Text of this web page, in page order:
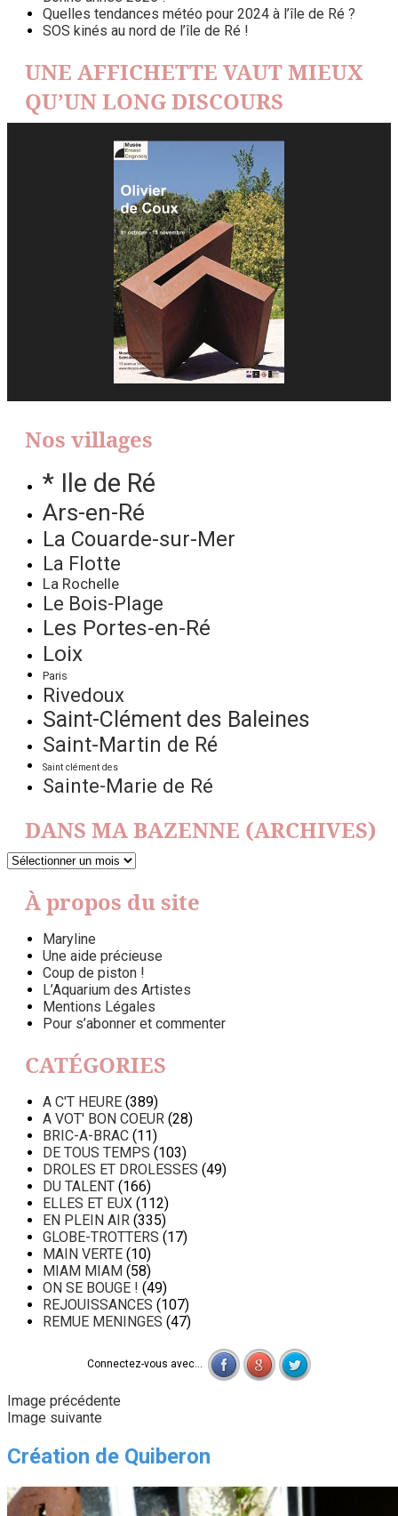
Quelles tendances météo pour 2024 à l’île de Ré ?
SOS kinés au nord de l’île de Ré !
UNE AFFICHETTE VAUT MIEUX
QU’UN LONG DISCOURS
Nos villages
* Ile de Ré
Ars-en-Ré
La Couarde-sur-Mer
La Flotte
La Rochelle
Le Bois-Plage
Les Portes-en-Ré
Loix
Paris
Rivedoux
Saint-Clément des Baleines
Saint-Martin de Ré
Saint clément des
Sainte-Marie de Ré
DANS MA BAZENNE (ARCHIVES)
DANS
BAZENNE
(ARCHIVES)
À propos du site
Maryline
Une aide précieuse
Coup de piston !
L’Aquarium des Artistes
Mentions Légales
Pour s’abonner et commenter
CATÉGORIES
A C'T HEURE (389)
A VOT' BON COEUR (28)
BRIC-A-BRAC (11)
DE TOUS TEMPS (103)
DROLES ET DROLESSES (49)
DU TALENT (166)
ELLES ET EUX (112)
EN PLEIN AIR (335)
GLOBE-TROTTERS (17)
MAIN VERTE (10)
MIAM MIAM (58)
ON SE BOUGE ! (49)
REJOUISSANCES (107)
REMUE MENINGES (47)
Connectez-vous avec...
Image précédente
Image suivante
Création de Quiberon